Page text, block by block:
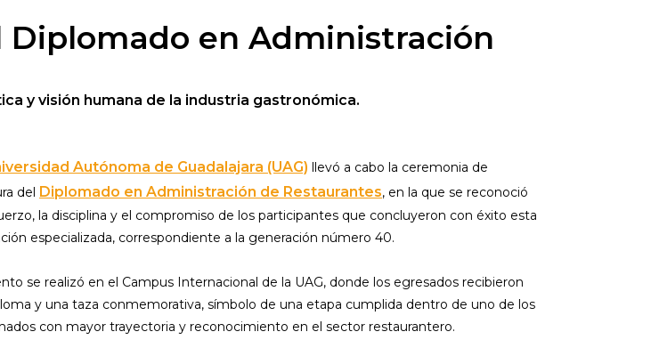
Diplomado en Administración
y visión humana de la industria gastronómica.
Autónoma de Guadalajara (UAG) llevó a cabo la ceremonia de
del Diplomado en Administración de Restaurantes, en la que se reconoció
la disciplina y el compromiso de los participantes que concluyeron con éxito esta
especializada, correspondiente a la generación número 40.
se realizó en el Campus Internacional de la UAG, donde los egresados recibieron
y una taza conmemorativa, símbolo de una etapa cumplida dentro de uno de los
con mayor trayectoria y reconocimiento en el sector restaurantero.